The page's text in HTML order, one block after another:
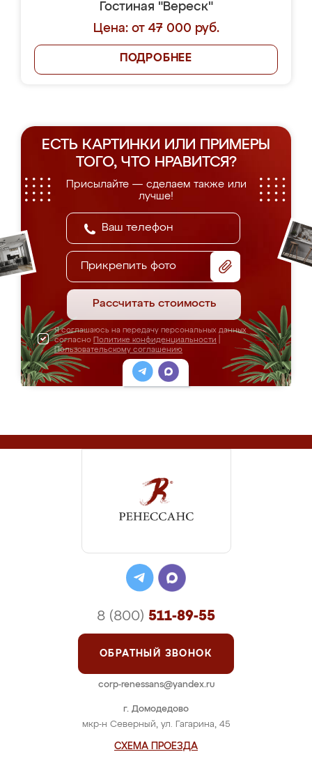
Гостиная "Вереск"
Цена: от 47 000 руб.
ПОДРОБНЕЕ
ЕСТЬ КАРТИНКИ ИЛИ ПРИМЕРЫ
ТОГО, ЧТО НРАВИТСЯ?
Присылайте — сделаем также или
лучше!
Прикрепить фото
Рассчитать стоимость
Я соглашаюсь на передачу персональных данных
согласно Политике конфиденциальности
Пользовательскому соглашению
г. Домодедово
мкр-н Северный, ул. Гагарина, 45
СХЕМА ПРОЕЗДА
8 (800) 511-89-55
ОБРАТНЫЙ ЗВОНОК
corp-renessans@yandex.ru